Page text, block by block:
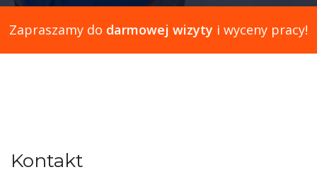
Zapraszamy do darmowej wizyty i wyceny pracy!
Kontakt